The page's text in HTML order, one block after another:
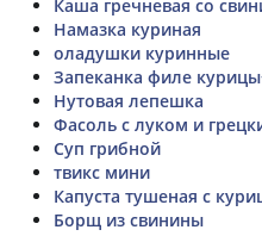
Каша гречневая со
Намазка куриная
оладушки куринные
Запеканка филе
Нутовая лепешка
Фасоль с луком и
Суп грибной
твикс мини
Капуста тушеная с
Борщ из свинины